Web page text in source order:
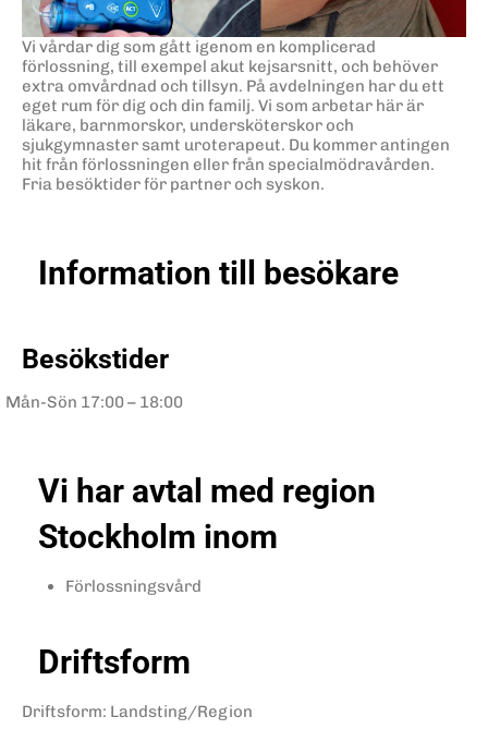
Vi vårdar dig som gått igenom en komplicerad
förlossning, till exempel akut kejsarsnitt, och behöver
extra omvårdnad och tillsyn. På avdelningen har du ett
eget rum för dig och din familj. Vi som arbetar här är
läkare, barnmorskor, undersköterskor och
sjukgymnaster samt uroterapeut. Du kommer antingen
hit från förlossningen eller från specialmödravården.
Fria besöktider för partner och syskon.
Information till besökare
Besökstider
Mån-Sön 17:00 – 18:00
Vi har avtal med region
Stockholm inom
Förlossningsvård
Driftsform
Driftsform: Landsting/Region